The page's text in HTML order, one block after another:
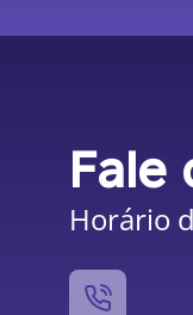
Fale
Horário